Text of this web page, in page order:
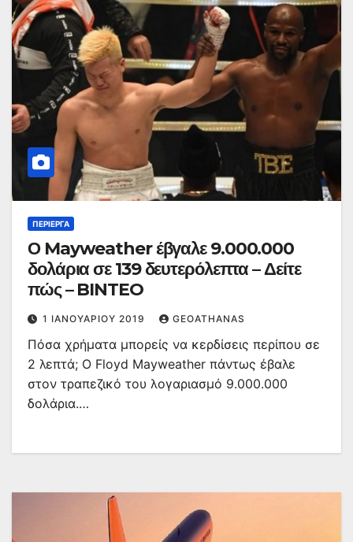
ΠΕΡΊΕΡΓΑ
Ο Mayweather έβγαλε 9.000.000
δολάρια σε 139 δευτερόλεπτα – Δείτε
πώς – BINTEO
1 ΙΑΝΟΥΑΡΊΟΥ 2019 GEOATHANAS
Πόσα χρήματα μπορείς να κερδίσεις περίπου σε
2 λεπτά; Ο Floyd Mayweather πάντως έβαλε
στον τραπεζικό του λογαριασμό 9.000.000
δολάρια.…